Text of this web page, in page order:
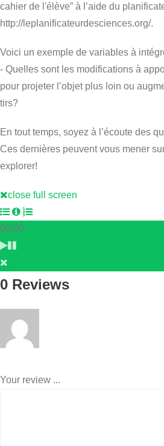
cahier de l'élève” à l’aide du
http://leplanificateurdesciences.org/.
Voici un exemple de variables à
- Quelles sont les modifications à
pour projeter l’objet plus loin ou
tirs?
En tout temps, soyez à l’écoute des
Ces dernières peuvent vous mener
explorer!
close full screen
00:00
0 Reviews
Your review ...